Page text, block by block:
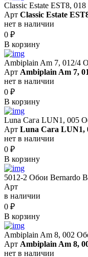
Classic Estate EST8,
Арт Classic Estate
нет в наличии
0 ₽
В корзину
Ambiplain Am 7, 012/4
Арт Ambiplain Am 7,
нет в наличии
0 ₽
В корзину
Luna Сага LUN1, 005
Арт Luna Сага LUN1,
нет в наличии
0 ₽
В корзину
5012-2 Обои Bernardo
Арт
в наличии
0 ₽
В корзину
Ambiplain Am 8, 002
Арт Ambiplain Am 8,
нет в наличии